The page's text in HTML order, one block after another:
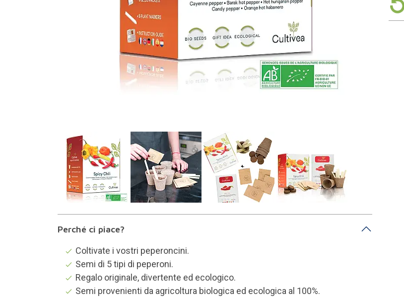
Perché ci piace?
Coltivate i vostri peperoncini.
Semi di 5 tipi di peperoni.
Regalo originale, divertente ed ecologico.
Semi provenienti da agricoltura biologica ed ecologica al 100%.